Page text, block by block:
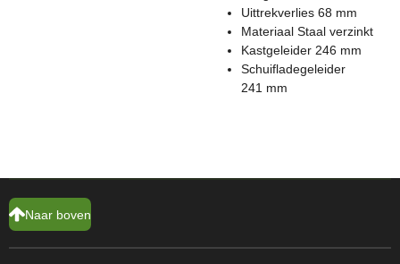
Uittrekverlies 68 mm
Materiaal Staal verzinkt
Kastgeleider 246 mm
Schuifladegeleider
241 mm
Naar boven